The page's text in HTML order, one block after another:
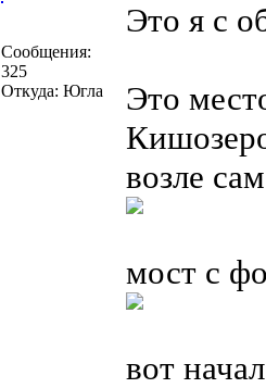
Сообщения:
325
Откуда: Югла
Это я с
Это
возле
мост с
вот